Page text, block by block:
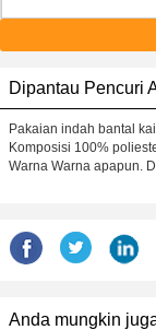
Dipantau Pencuri
Pakaian indah bantal
Komposisi 100%
Warna Warna apapun.
Anda mungkin